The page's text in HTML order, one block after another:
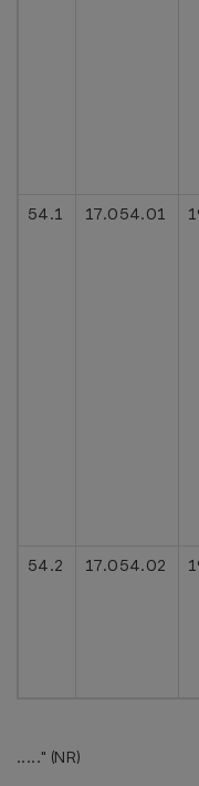
54.1
17.054.01
54.2
17.054.02
....." (NR)